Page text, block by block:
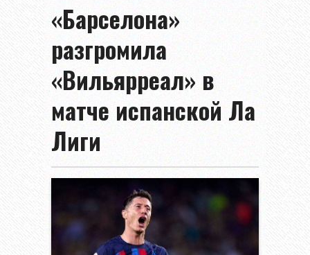
«Барселона»
разгромила
«Вильярреал» в
матче испанской Ла
Лиги